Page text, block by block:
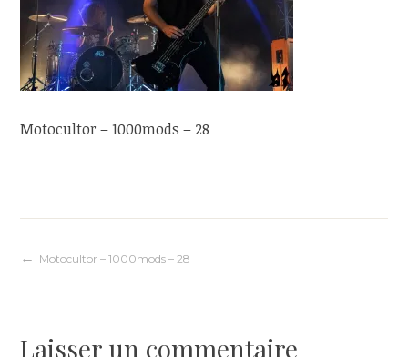
Motocultor – 1000mods – 28
Navigation
Motocultor – 1000mods – 28
Laisser un commentaire